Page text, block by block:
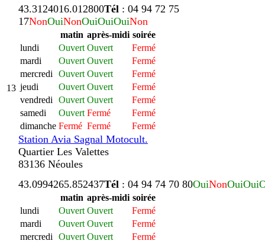
13
43.3124016.012800Tél : 04 94 72 75
17NonOuiNonOuiOuiOuiNon
matin après-midi soirée
lundi
Ouvert Ouvert
Fermé
mardi
Ouvert Ouvert
Fermé
mercredi
Ouvert Ouvert
Fermé
jeudi
Ouvert Ouvert
Fermé
vendredi
Ouvert Ouvert
Fermé
samedi
Ouvert Fermé
Fermé
dimanche Fermé Fermé Fermé
Station Avia Sagnal Motocult.
Quartier Les Valettes
83136 Néoules
43.0994265.852437Tél : 04 94 74 70 80OuiNonOuiOui
matin après-midi soirée
lundi
Ouvert Ouvert
Fermé
mardi
Ouvert Ouvert
Fermé
mercredi
Ouvert Ouvert
Fermé